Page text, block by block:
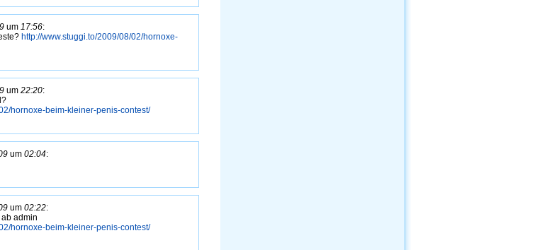
um 17:56:
http://www.stuggi.to/2009/08/02/hornoxe-
um 22:20:
hornoxe-beim-kleiner-penis-contest/
um 02:04:
um 02:22:
admin
hornoxe-beim-kleiner-penis-contest/